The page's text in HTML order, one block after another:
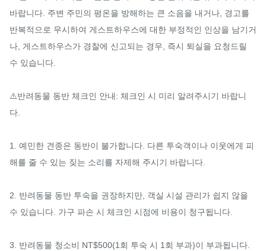
바랍니다. 주변 주민의 평온을 방해하는 큰 소음을 내거나, 경고를
반복적으로 무시하여 게스트하우스에 대한 부정적인 인상을 남기거
나, 게스트하우스가 경찰에 신고되는 경우, 즉시 퇴실을 요청드릴
수 있습니다.
⚠️반려동물 동반 체크인 안내: 체크인 시 미리 알려주시기 바랍니
다.
1. 예민한 견종은 동반이 불가합니다. 다른 투숙객이나 이웃에게 피
해를 줄 수 있는 짖는 소리를 자제해 주시기 바랍니다.
2. 반려동물 동반 투숙을 권장하지만, 객실 시설 관리가 쉽지 않을
수 있습니다. 가구 파손 시 체크인 시점에 비용이 청구됩니다.
3. 반려동물 청소비 NT$500(1회 투숙 시 1회 부과)이 부과됩니다.